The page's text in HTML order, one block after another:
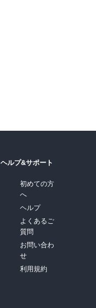
ヘルプ&サポート
初めての方
へ
ヘルプ
よくあるご
質問
お問い合わ
せ
利用規約